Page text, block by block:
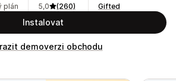
plán
5,0
(260)
Gifted
Instalovat
demoverzi obchodu